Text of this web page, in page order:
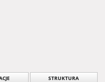
STRUKTURA